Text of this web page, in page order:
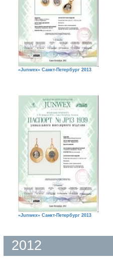
«Junwex» Санкт-Петербург 2013
«Junwex» Санкт-Петербург 2013
2012